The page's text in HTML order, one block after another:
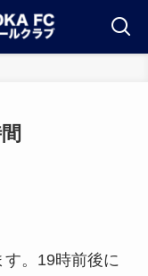
。19時前後に